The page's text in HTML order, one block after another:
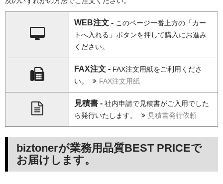
WEB注文 - このページ一番上方の「カー
トへ入れる」ボタンを押して購入にお進み
ください。
FAX注文 - FAX注文用紙をご利用くださ
い。
FAX注文用紙
見積書 - 社内申請で見積書がご入用でした
ら発行いたします。
見積書発行依頼
biztonerが業務用品質BEST PRICEで
お届けします。